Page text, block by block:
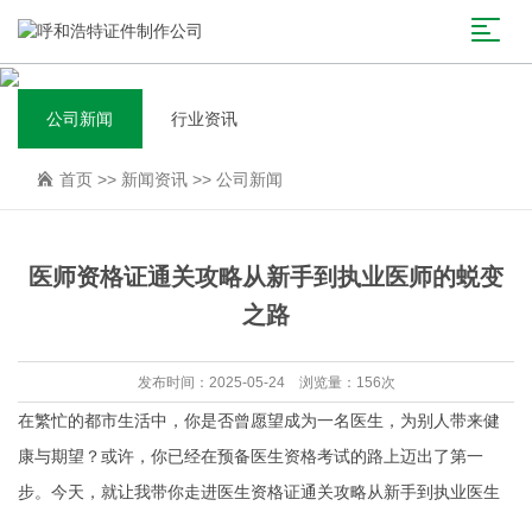
公司新闻 行业资讯
首页 >> 新闻资讯 >> 公司新闻
医师资格证通关攻略从新手到执业医师的蜕变
之路
发布时间：2025-05-24 浏览量：156次
在繁忙的都市生活中，你是否曾愿望成为一名医生，为别人带来健
康与期望？或许，你已经在预备医生资格考试的路上迈出了第一
步。今天，就让我带你走进医生资格证通关攻略从新手到执业医生